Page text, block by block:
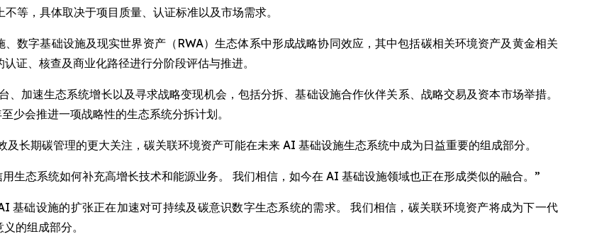
等，具体取决于项目质量、认证标准以及市场需求。
数字基础设施及现实世界资产（RWA）生态体系中形成战略协同效应，其中包括碳相关环境资产及黄金相关
证、核查及商业化路径进行分阶段评估与推进。
加速生态系统增长以及寻求战略变现机会，包括分拆、基础设施合作伙伴关系、战略交易及资本市场举措。
少会推进一项战略性的生态系统分拆计划。
长期碳管理的更大关注，碳关联环境资产可能在未来 AI 基础设施生态系统中成为日益重要的组成部分。
生态系统如何补充高增长技术和能源业务。 我们相信，如今在 AI 基础设施领域也正在形成类似的融合。”
础设施的扩张正在加速对可持续及碳意识数字生态系统的需求。 我们相信，碳关联环境资产将成为下一代
的组成部分。